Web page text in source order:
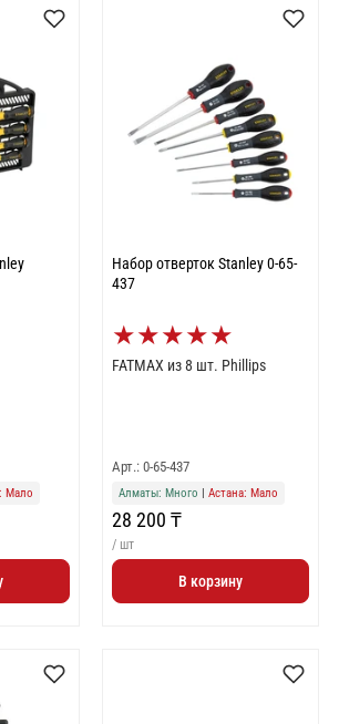
Мало
Набор отверток Stanley 0-65-
437
★★★★★
FATMAX из 8 шт. Phillips
Арт.: 0-65-437
Алматы: Много Астана: Мало
28 200 ₸
/ шт
В корзину